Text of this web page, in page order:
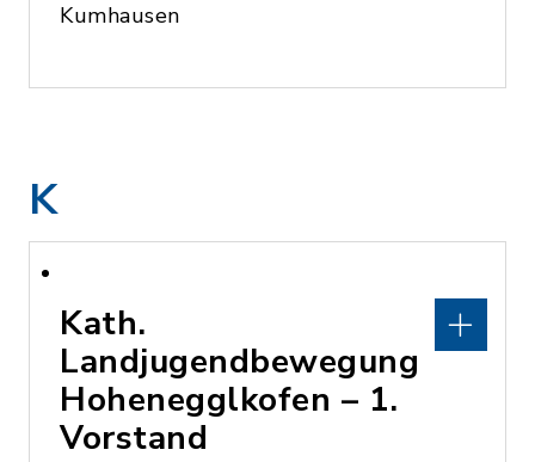
Kumhausen
K
Kath.
Landjugendbewegung
Hohenegglkofen – 1.
Vorstand